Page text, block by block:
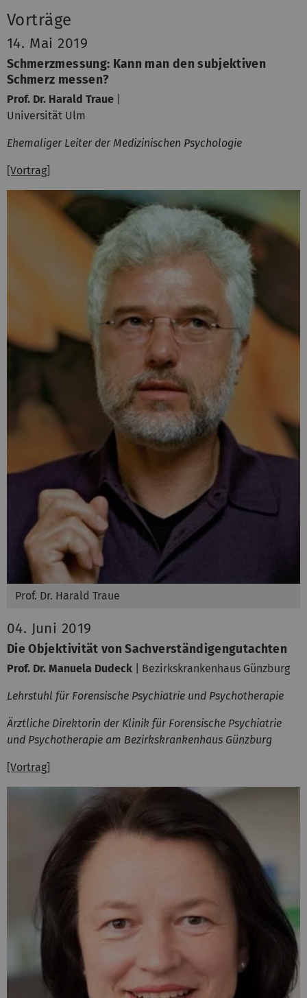
Vorträge
14. Mai 2019
Schmerzmessung: Kann man den subjektiven
Schmerz messen?
Prof. Dr. Harald Traue
Universität Ulm
Ehemaliger Leiter der Medizinischen Psychologie
[Vortrag]
Prof. Dr. Harald Traue
04. Juni 2019
Die Objektivität von Sachverständigengutachten
Prof. Dr. Manuela Dudeck | Bezirkskrankenhaus Günzburg
Lehrstuhl für Forensische Psychiatrie und Psychotherapie
Ärztliche Direktorin der Klinik für Forensische Psychiatrie
und Psychotherapie am Bezirkskrankenhaus Günzburg
[Vortrag]